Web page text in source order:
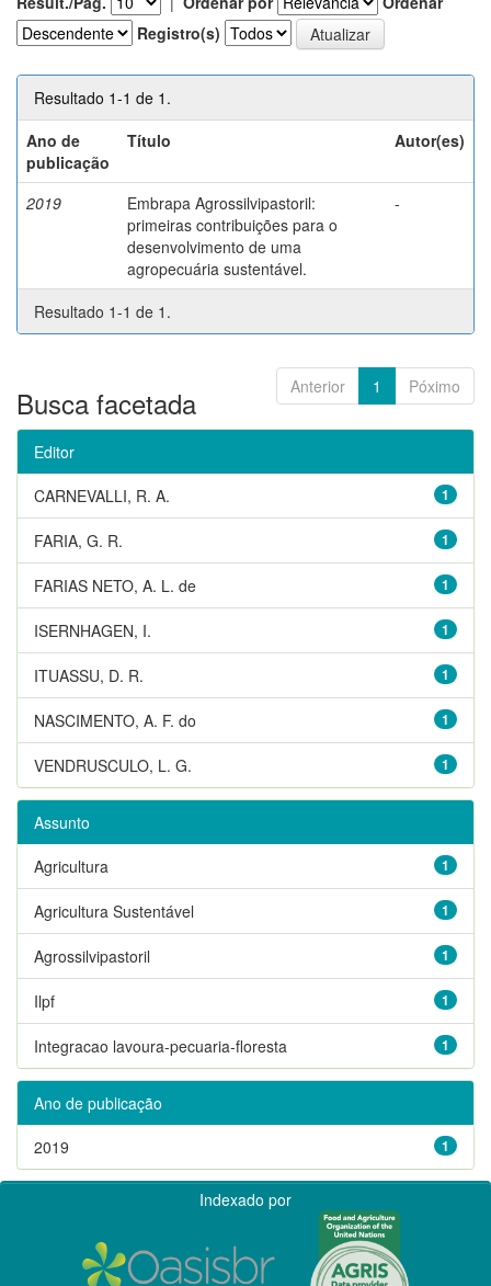
Registro(s)
Resultado 1-1 de 1.
Ano de
publicação
Título Autor(es)
2019
Embrapa Agrossilvipastoril:
primeiras contribuições para o
desenvolvimento de uma
agropecuária sustentável.
-
Resultado 1-1 de 1.
Anterior 1 Póximo
Busca facetada
Editor
1
CARNEVALLI, R. A.
1
FARIA, G. R.
1
FARIAS NETO, A. L. de
1
ISERNHAGEN, I.
1
ITUASSU, D. R.
1
NASCIMENTO, A. F. do
1
VENDRUSCULO, L. G.
Assunto
1
Agricultura
1
Agricultura Sustentável
1
Agrossilvipastoril
1
Ilpf
1
Integracao lavoura-pecuaria-floresta
Ano de publicação
1
2019
Indexado por